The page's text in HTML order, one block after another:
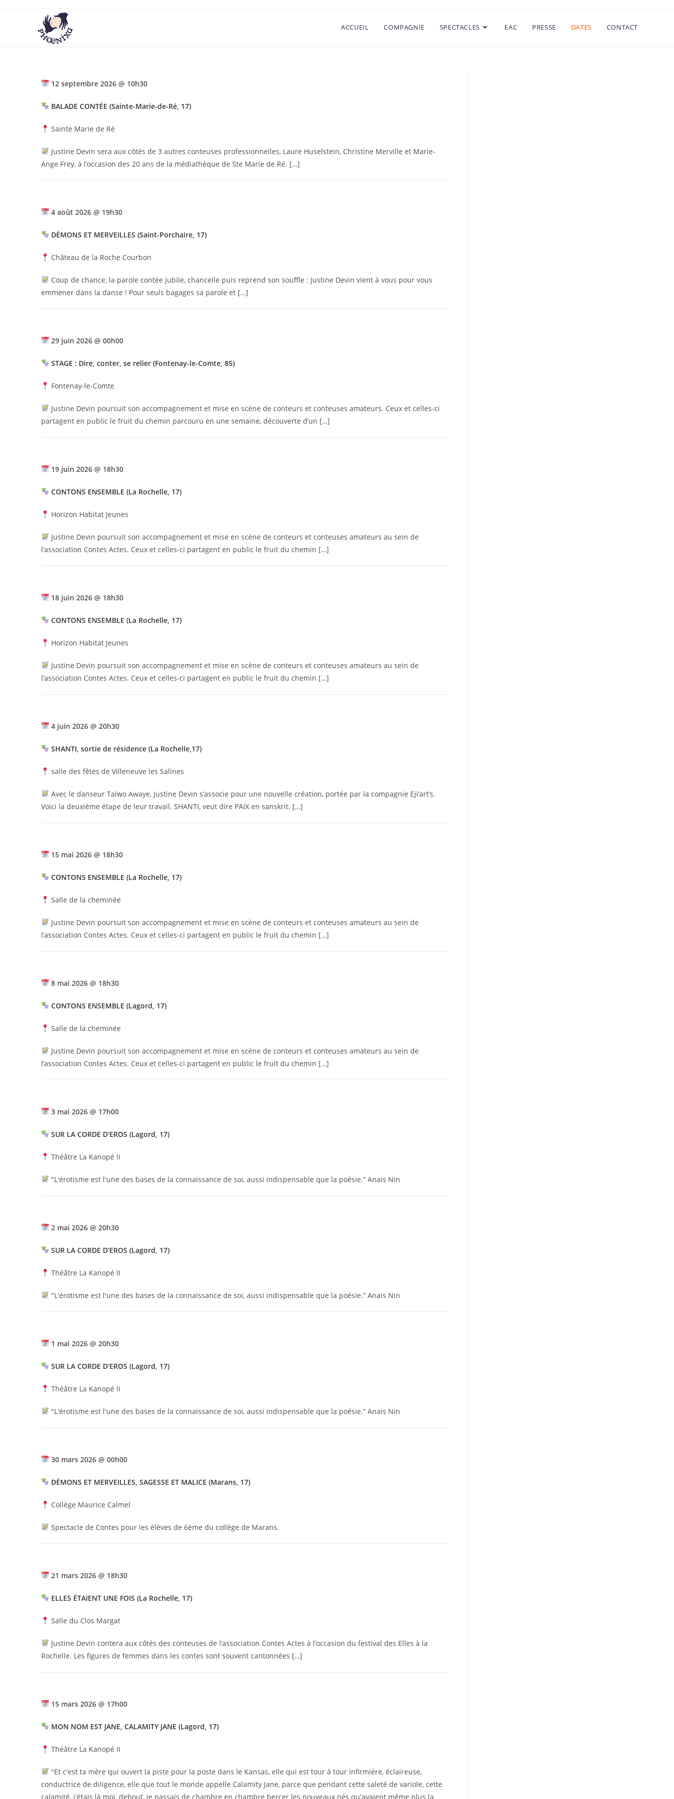
ACCUEIL COMPAGNIE SPECTACLES EAC PRESSE DATES CONTACT
12 septembre 2026 @ 10h30
BALADE CONTÉE (Sainte-Marie-de-Ré, 17)
Sainte Marie de Ré
Justine Devin sera aux côtés de 3 autres conteuses professionnelles, Laure Huselstein, Christine Merville et Marie-
Ange Frey, à l’occasion des 20 ans de la médiathèque de Ste Marie de Ré. […]
4 août 2026 @ 19h30
DÉMONS ET MERVEILLES (Saint-Porchaire, 17)
Château de la Roche Courbon
Coup de chance, la parole contée jubile, chancelle puis reprend son souffle : Justine Devin vient à vous pour vous
emmener dans la danse ! Pour seuls bagages sa parole et […]
29 juin 2026 @ 00h00
STAGE : Dire, conter, se relier (Fontenay-le-Comte, 85)
Fontenay-le-Comte
Justine Devin poursuit son accompagnement et mise en scène de conteurs et conteuses amateurs. Ceux et celles-ci
partagent en public le fruit du chemin parcouru en une semaine, découverte d’un […]
19 juin 2026 @ 18h30
CONTONS ENSEMBLE (La Rochelle, 17)
Horizon Habitat Jeunes
Justine Devin poursuit son accompagnement et mise en scène de conteurs et conteuses amateurs au sein de
l’association Contes Actes. Ceux et celles-ci partagent en public le fruit du chemin […]
18 juin 2026 @ 18h30
CONTONS ENSEMBLE (La Rochelle, 17)
Horizon Habitat Jeunes
Justine Devin poursuit son accompagnement et mise en scène de conteurs et conteuses amateurs au sein de
l’association Contes Actes. Ceux et celles-ci partagent en public le fruit du chemin […]
4 juin 2026 @ 20h30
SHANTI, sortie de résidence (La Rochelle,17)
salle des fêtes de Villeneuve les Salines
Avec le danseur Taïwo Awaye, Justine Devin s’associe pour une nouvelle création, portée par la compagnie Eji’art’s.
Voici la deuxième étape de leur travail. SHANTI, veut dire PAIX en sanskrit. […]
15 mai 2026 @ 18h30
CONTONS ENSEMBLE (La Rochelle, 17)
Salle de la cheminée
Justine Devin poursuit son accompagnement et mise en scène de conteurs et conteuses amateurs au sein de
l’association Contes Actes. Ceux et celles-ci partagent en public le fruit du chemin […]
8 mai 2026 @ 18h30
CONTONS ENSEMBLE (Lagord, 17)
Salle de la cheminée
Justine Devin poursuit son accompagnement et mise en scène de conteurs et conteuses amateurs au sein de
l’association Contes Actes. Ceux et celles-ci partagent en public le fruit du chemin […]
3 mai 2026 @ 17h00
SUR LA CORDE D’EROS (Lagord, 17)
Théâtre La Kanopé II
"L'érotisme est l'une des bases de la connaissance de soi, aussi indispensable que la poésie.” Anaïs Nin
2 mai 2026 @ 20h30
SUR LA CORDE D’EROS (Lagord, 17)
Théâtre La Kanopé II
"L'érotisme est l'une des bases de la connaissance de soi, aussi indispensable que la poésie.” Anaïs Nin
1 mai 2026 @ 20h30
SUR LA CORDE D’EROS (Lagord, 17)
Théâtre La Kanopé II
"L'érotisme est l'une des bases de la connaissance de soi, aussi indispensable que la poésie.” Anaïs Nin
30 mars 2026 @ 00h00
DÉMONS ET MERVEILLES, SAGESSE ET MALICE (Marans, 17)
Collège Maurice Calmel
Spectacle de Contes pour les élèves de 6ème du collège de Marans.
21 mars 2026 @ 18h30
ELLES ÉTAIENT UNE FOIS (La Rochelle, 17)
Salle du Clos Margat
Justine Devin contera aux côtés des conteuses de l’association Contes Actes à l’occasion du festival des Elles à la
Rochelle. Les figures de femmes dans les contes sont souvent cantonnées […]
15 mars 2026 @ 17h00
MON NOM EST JANE, CALAMITY JANE (Lagord, 17)
Théâtre La Kanopé II
"Et c'est ta mère qui ouvert la piste pour la poste dans le Kansas, elle qui est tour à tour infirmière, éclaireuse,
conductrice de diligence, elle que tout le monde appelle Calamity Jane, parce que pendant cette saleté de variole, cette
calamité, j'étais là moi, debout, je passais de chambre en chambre bercer les nouveaux nés qu'avaient même plus la